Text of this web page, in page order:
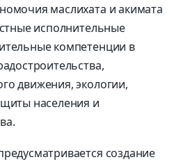
маслихата и акимата
исполнительные
компетенции в
движения, экологии,
населения и
создание